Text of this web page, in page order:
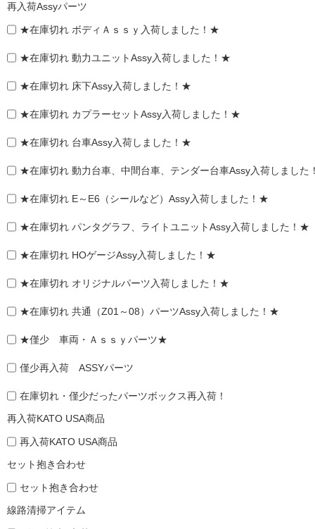
再入荷Assyパーツ
★在庫切れ ボディＡｓｓｙ入荷しました！★
★在庫切れ 動力ユニットAssy入荷しました！★
★在庫切れ 床下Assy入荷しました！★
★在庫切れ カプラーセットAssy入荷しました！★
★在庫切れ 台車Assy入荷しました！★
★在庫切れ 動力台車、中間台車、テンダー台車Assy入荷しまし
★在庫切れ E～E6（シールなど）Assy入荷しました！★
★在庫切れ パンタグラフ、ライトユニットAssy入荷しました！★
★在庫切れ HOゲージAssy入荷しました！★
★在庫切れ オリジナルパーツ入荷しました！★
★在庫切れ 共通（Z01～08）パーツAssy入荷しました！★
★僅少 車両・Ａｓｓｙパーツ★
僅少再入荷 ASSYパーツ
在庫切れ・僅少だったパーツボックス再入荷！
再入荷KATO USA商品
再入荷KATO USA商品
セット抱き合わせ
セット抱き合わせ
線路清掃アイテム